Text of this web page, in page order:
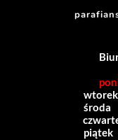
wtorek
środa
piątek